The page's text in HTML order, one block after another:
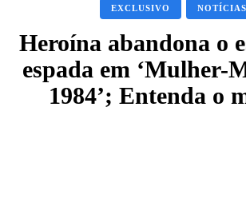
EXCLUSIVO NOTÍCIAS
Heroína abandona o
espada em ‘Mulher-
1984’; Entenda o